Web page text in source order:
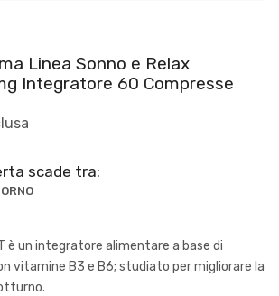
Linea Sonno e Relax
Integratore 60 Compresse
scade tra:
è un integratore alimentare a base di
vitamine B3 e B6; studiato per migliorare la